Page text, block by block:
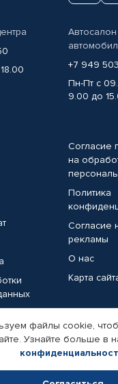
+7 949
Пн-Пт с
9.00 до
Согласие
на
Политика
Согласие
рекламы
О нас
Карта
клиентам
Реквизиты
файлы cookie,
Узнайте больше в